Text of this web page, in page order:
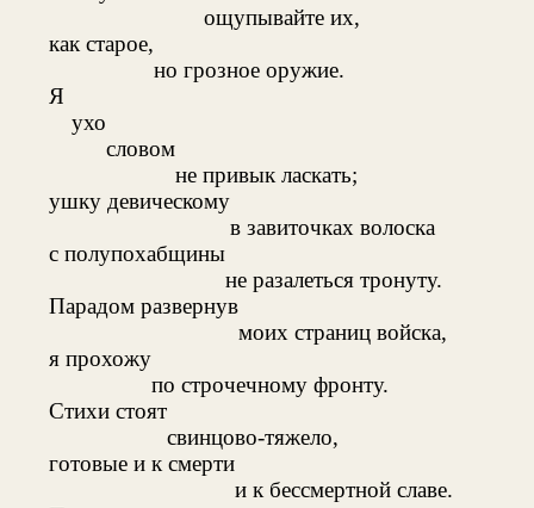
ощупывайте их,
как старое,
но грозное оружие.
Я
ухо
словом
не привык ласкать;
ушку девическому
в завиточках волоска
с полупохабщины
не разалеться тронуту.
Парадом развернув
моих страниц войска,
я прохожу
по строчечному фронту.
Стихи стоят
свинцово-тяжело,
готовые и к смерти
и к бессмертной славе.